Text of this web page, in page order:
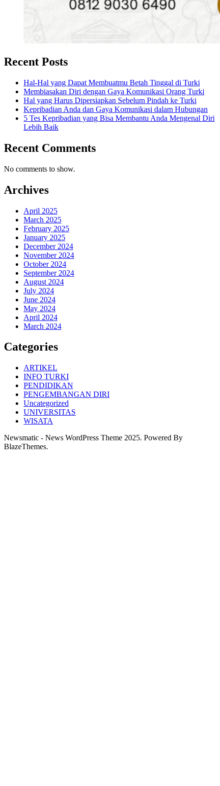
Recent Posts
Hal-Hal yang Dapat Membuatmu Betah Tinggal di Turki
Membiasakan Diri dengan Gaya Komunikasi Orang Turki
Hal yang Harus Dipersiapkan Sebelum Pindah ke Turki
Kepribadian Anda dan Gaya Komunikasi dalam Hubungan
5 Tes Kepribadian yang Bisa Membantu Anda Mengenal Diri
Lebih Baik
Recent Comments
No comments to show.
Archives
April 2025
March 2025
February 2025
January 2025
December 2024
November 2024
October 2024
September 2024
August 2024
July 2024
June 2024
May 2024
April 2024
March 2024
Categories
ARTIKEL
INFO TURKI
PENDIDIKAN
PENGEMBANGAN DIRI
Uncategorized
UNIVERSITAS
WISATA
Newsmatic - News WordPress Theme 2025. Powered By
BlazeThemes.